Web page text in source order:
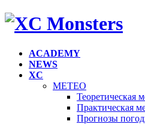
ACADEMY
NEWS
XC
METEO
Теоретическая
Практическая
Прогнозы